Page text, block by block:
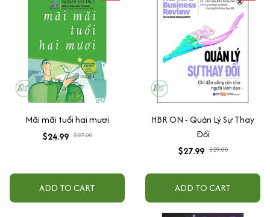
Mãi mãi tuổi hai mươi
$24.99 $27.00
ADD TO CART
HBR ON - Quản Lý Sự Thay
Đổi
$27.99 $29.00
ADD TO CART